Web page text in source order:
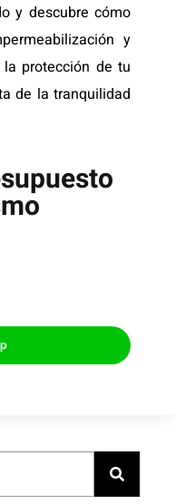
y descubre cómo
y
protección de tu
de la tranquilidad